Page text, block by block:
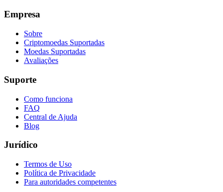
Empresa
Sobre
Criptomoedas Suportadas
Moedas Suportadas
Avaliações
Suporte
Como funciona
FAQ
Central de Ajuda
Blog
Jurídico
Termos de Uso
Política de Privacidade
Para autoridades competentes